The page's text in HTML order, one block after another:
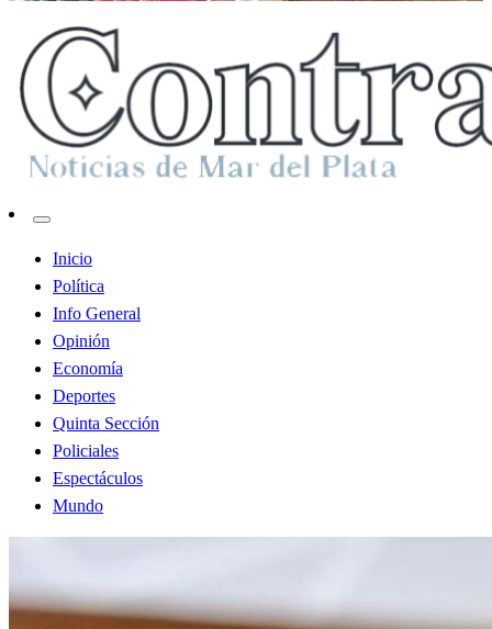
Contraste MDP
Inicio
Política
Info General
Opinión
Economía
Deportes
Quinta Sección
Policiales
Espectáculos
Mundo